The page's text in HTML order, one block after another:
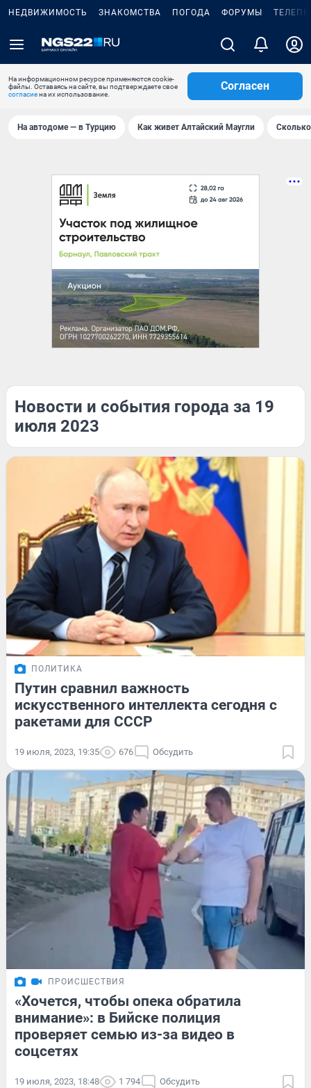
НЕДВИЖИМОСТЬ ЗНАКОМСТВА ПОГОДА ФОРУМЫ
На информационном ресурсе применяются cookie-
файлы. Оставаясь на сайте, вы подтверждаете свое
согласиена их использование.
Согласен
На автодоме — в Турцию Как живет Алтайский Маугли
Новости и события города за 19
июля 2023
ПОЛИТИКА
Путин сравнил важность
искусственного интеллекта сегодня с
ракетами для СССР
19 июля, 2023, 19:35 676 Обсудить
ПРОИСШЕСТВИЯ
«Хочется, чтобы опека обратила
внимание»: в Бийске полиция
проверяет семью из-за видео в
соцсетях
19 июля, 2023, 18:48 1 794 Обсудить